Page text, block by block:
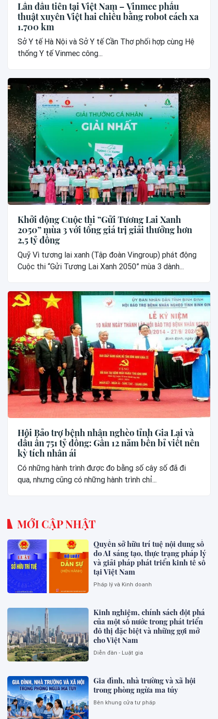
Lần đầu tiên tại Việt Nam – Vinmec phẫu
thuật xuyên Việt hai chiều bằng robot cách xa
1.700 km
Sở Y tế Hà Nội và Sở Y tế Cần Thơ phối hợp cùng Hệ
thống Y tế Vinmec công...
Khởi động Cuộc thi “Gửi Tương Lai Xanh
2050” mùa 3 với tổng giá trị giải thưởng hơn
2,5 tỷ đồng
Quỹ Vì tương lai xanh (Tập đoàn Vingroup) phát động
Cuộc thi “Gửi Tương Lai Xanh 2050” mùa 3 dành...
Hội Bảo trợ bệnh nhân nghèo tỉnh Gia Lai và
dấu ấn 751 tỷ đồng: Gần 12 năm bền bỉ viết nên
kỳ tích nhân ái
Có những hành trình được đo bằng số cây số đã đi
qua, nhưng cũng có những hành trình chỉ...
MỚI CẬP NHẬT
Quyền sở hữu trí tuệ nội dung số
do AI sáng tạo, thực trạng pháp lý
và giải pháp phát triển kinh tế số
tại Việt Nam
Pháp lý và Kinh doanh
Kinh nghiệm, chính sách đột phá
của một số nước trong phát triển
đô thị đặc biệt và những gợi mở
cho Việt Nam
Diễn đàn - Luật gia
Gia đình, nhà trường và xã hội
trong phòng ngừa ma túy
Bên khung cửa tư pháp